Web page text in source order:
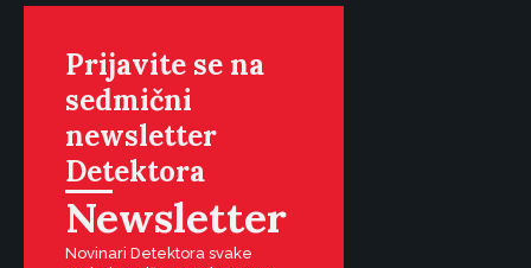
Prijavite se na
sedmični
newsletter
Detektora
Newsletter
Novinari Detektora svake